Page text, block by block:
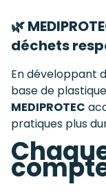
🌿
déchets
En développant
base de
MEDIPROTEC
pratiques plus